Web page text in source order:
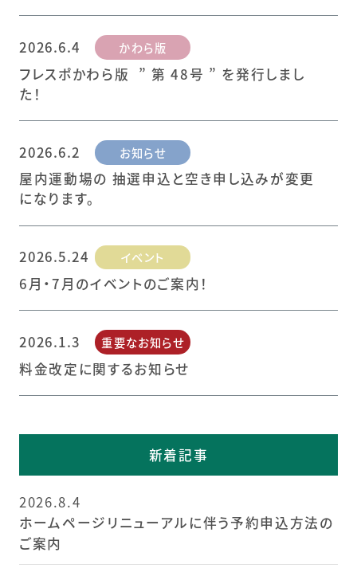
2026.6.4 かわら版
フレスポかわら版 ” 第 48号 ” を発行しまし
た！
2026.6.2 お知らせ
屋内運動場の 抽選申込と空き申し込みが変更
になります。
2026.5.24 イベント
6月・7月のイベントのご案内！
2026.1.3 重要なお知らせ
料金改定に関するお知らせ
新着記事
2026.8.4
ホームページリニューアルに伴う予約申込方法の
ご案内